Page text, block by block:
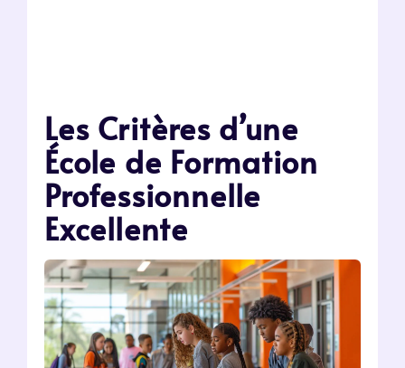
Les Critères d’une
École de Formation
Professionnelle
Excellente